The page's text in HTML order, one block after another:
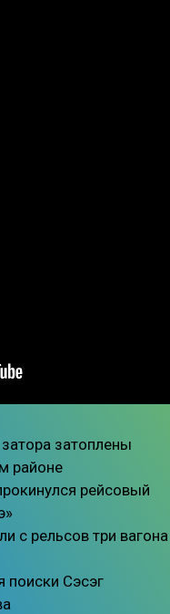
затоплены
районе
рейсовый
с рельсов три вагона
Сэсэг